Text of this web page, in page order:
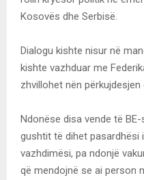
Kosovës dhe Serbisë.
Dialogu kishte nisur në
kishte vazhduar me
zhvillohet nën
Ndonëse disa vende të
gushtit të dihet pasardhësi
vazhdimësi, pa ndonjë
që mendojnë se ai person